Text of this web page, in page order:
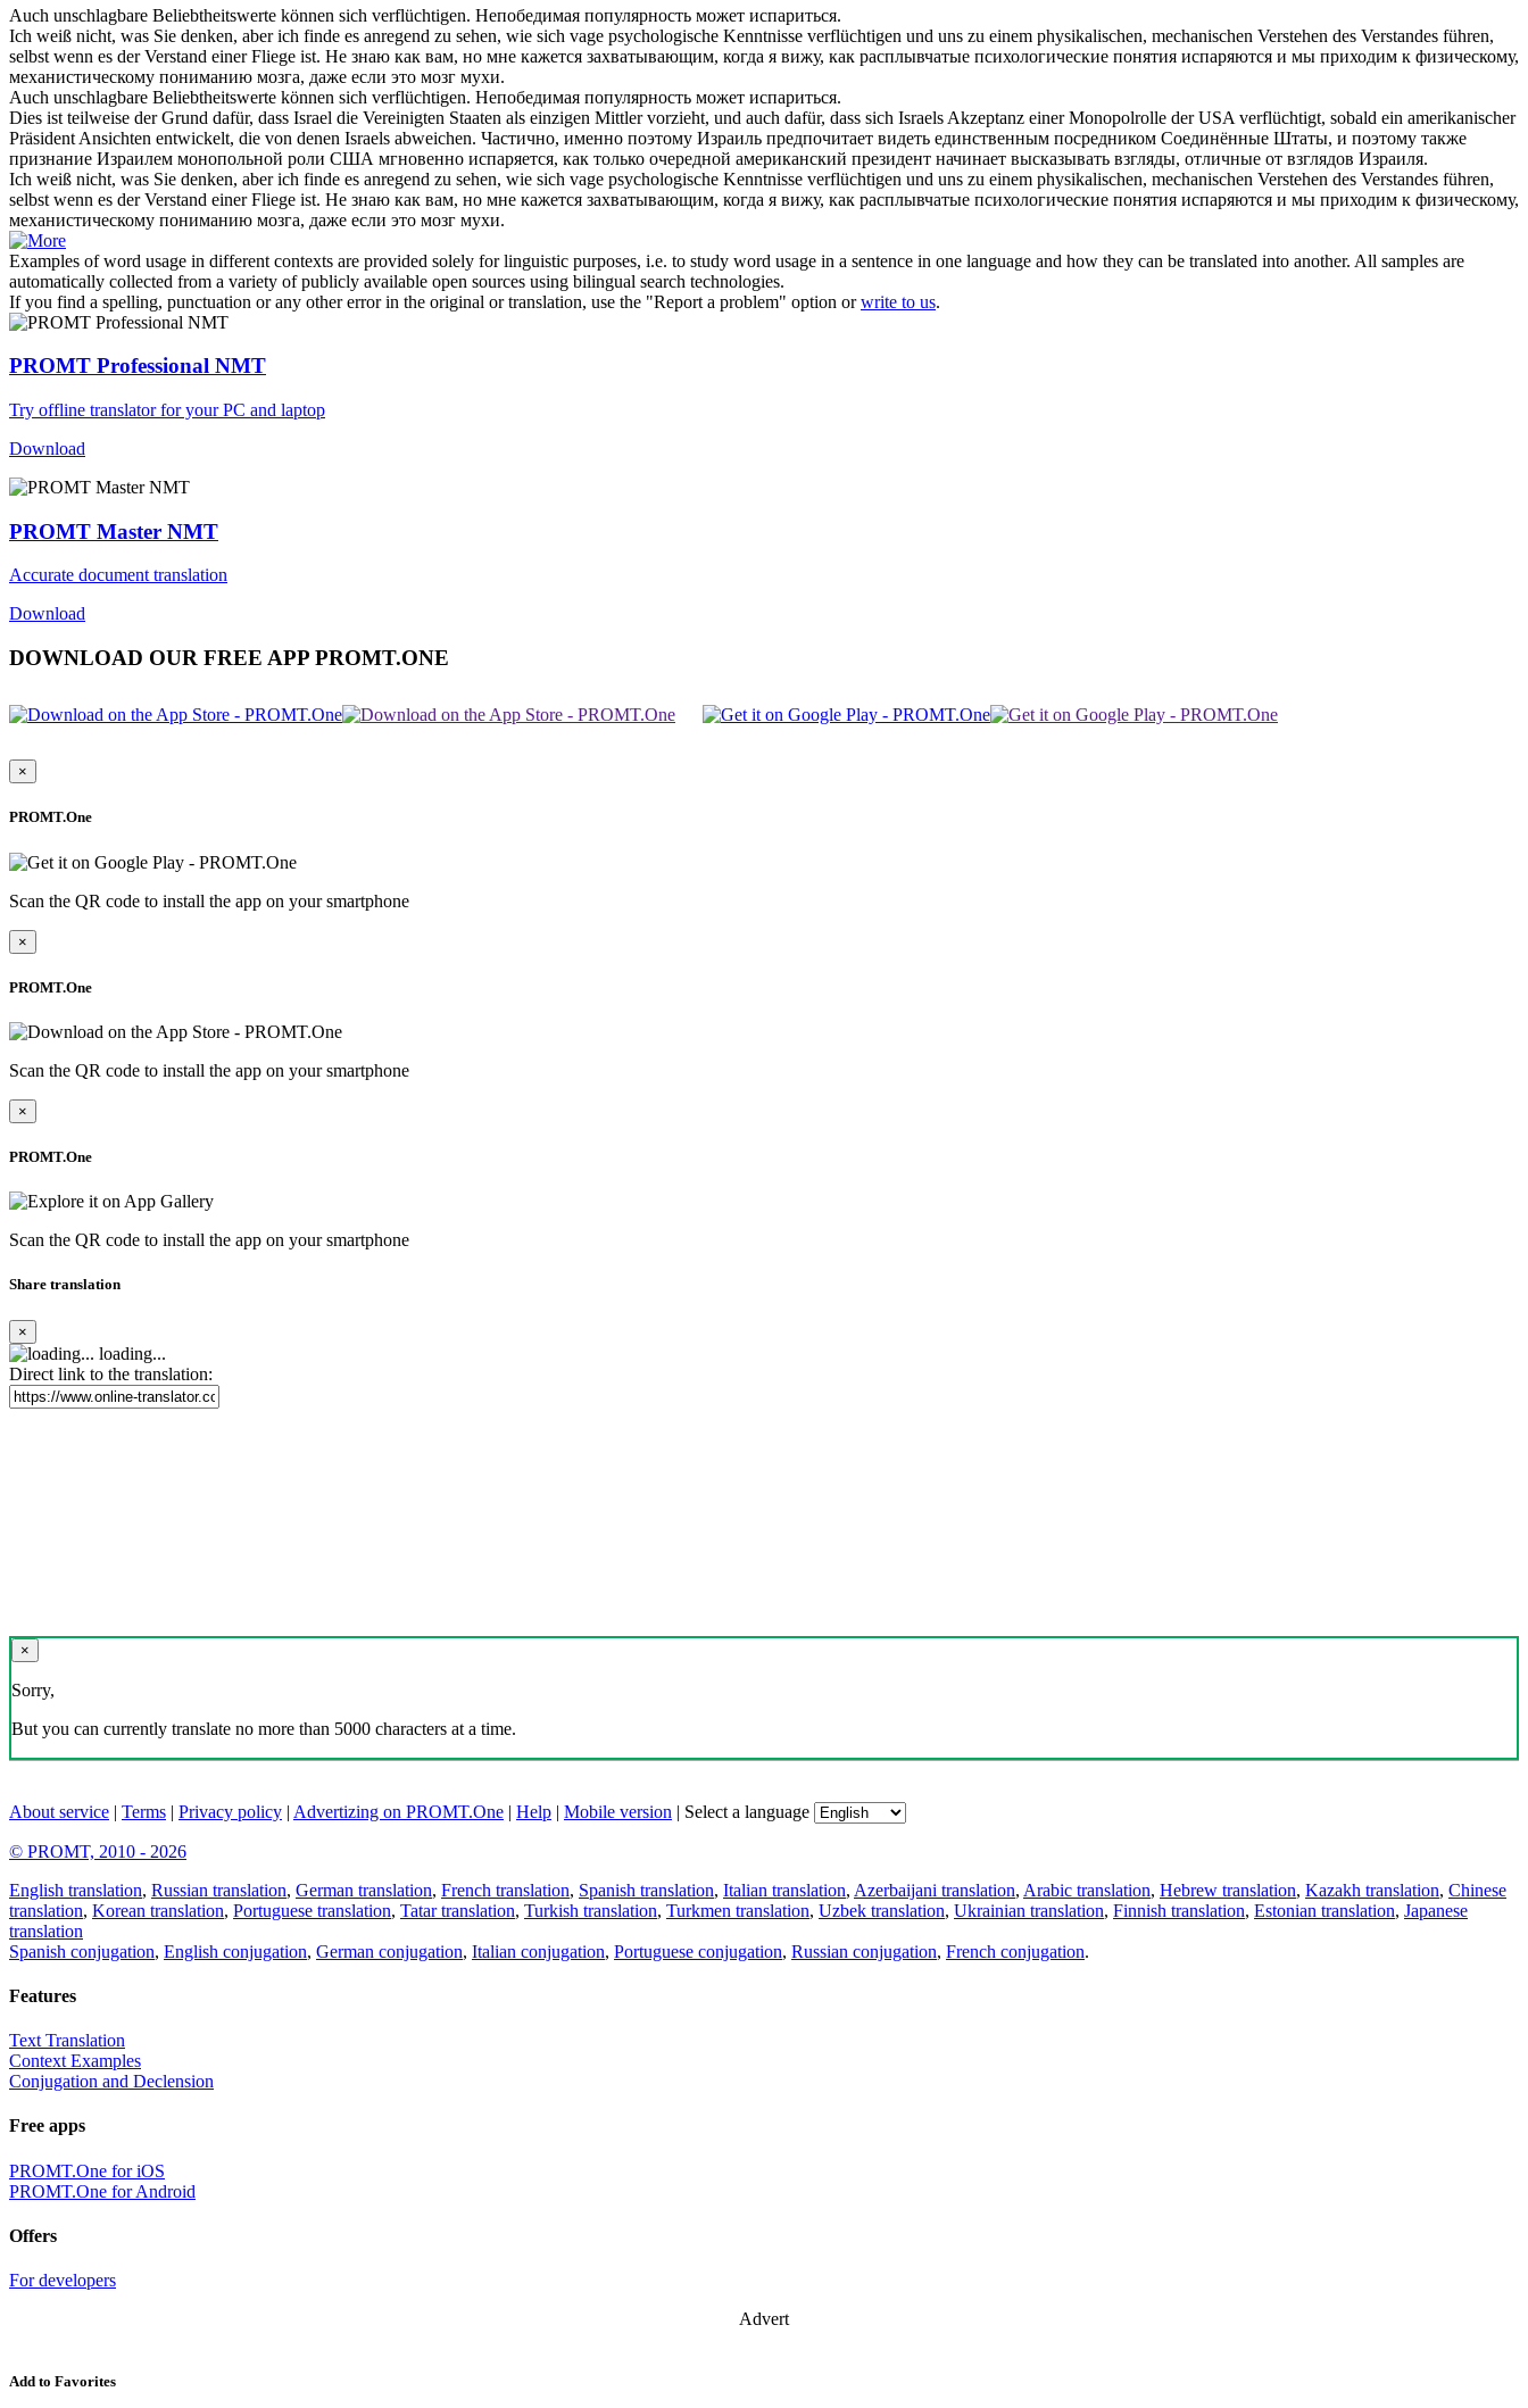
Auch unschlagbare Beliebtheitswerte können sich verflüchtigen. Непобедимая популярность может испариться.
Ich weiß nicht, was Sie denken, aber ich finde es anregend zu sehen, wie sich vage psychologische Kenntnisse verflüchtigen und uns zu einem physikalischen, mechanischen Verstehen des Verstandes führen,
selbst wenn es der Verstand einer Fliege ist. Не знаю как вам, но мне кажется захватывающим, когда я вижу, как расплывчатые психологические понятия испаряются и мы приходим к физическому,
механистическому пониманию мозга, даже если это мозг мухи.
Auch unschlagbare Beliebtheitswerte können sich verflüchtigen. Непобедимая популярность может испариться.
Dies ist teilweise der Grund dafür, dass Israel die Vereinigten Staaten als einzigen Mittler vorzieht, und auch dafür, dass sich Israels Akzeptanz einer Monopolrolle der USA verflüchtigt, sobald ein amerikanischer
Präsident Ansichten entwickelt, die von denen Israels abweichen. Частично, именно поэтому Израиль предпочитает видеть единственным посредником Соединённые Штаты, и поэтому также
признание Израилем монопольной роли США мгновенно испаряется, как только очередной американский президент начинает высказывать взгляды, отличные от взглядов Израиля.
Ich weiß nicht, was Sie denken, aber ich finde es anregend zu sehen, wie sich vage psychologische Kenntnisse verflüchtigen und uns zu einem physikalischen, mechanischen Verstehen des Verstandes führen,
selbst wenn es der Verstand einer Fliege ist. Не знаю как вам, но мне кажется захватывающим, когда я вижу, как расплывчатые психологические понятия испаряются и мы приходим к физическому,
механистическому пониманию мозга, даже если это мозг мухи.
Examples of word usage in different contexts are provided solely for linguistic purposes, i.e. to study word usage in a sentence in one language and how they can be translated into another. All samples are
automatically collected from a variety of publicly available open sources using bilingual search technologies.
If you find a spelling, punctuation or any other error in the original or translation, use the "Report a problem" option orwrite to us.
PROMT Professional NMT
Try offline translator for your PC and laptop
Download
PROMT Master NMT
Accurate document translation
Download
DOWNLOAD OUR FREE APP PROMT.ONE
×
PROMT.One
Scan the QR code to install the app on your smartphone
×
PROMT.One
Scan the QR code to install the app on your smartphone
×
PROMT.One
Scan the QR code to install the app on your smartphone
Share translation
×
loading...
Direct link to the translation:
×
Sorry,
But you can currently translate no more than 5000 characters at a time.
About service | Terms | Privacy policy | Advertizing on PROMT.One | Help | Mobile version | Select a language
© PROMT, 2010 - 2026
English translation, Russian translation, German translation, French translation, Spanish translation, Italian translation, Azerbaijani translation, Arabic translation, Hebrew translation, Kazakh translation, Chinese
translation, Korean translation, Portuguese translation, Tatar translation, Turkish translation, Turkmen translation, Uzbek translation, Ukrainian translation, Finnish translation, Estonian translation, Japanese
translation
Spanish conjugation, English conjugation, German conjugation, Italian conjugation, Portuguese conjugation, Russian conjugation, French conjugation.
Features
Text Translation
Context Examples
Conjugation and Declension
Free apps
PROMT.One for iOS
PROMT.One for Android
Offers
For developers
Advert
Add to Favorites